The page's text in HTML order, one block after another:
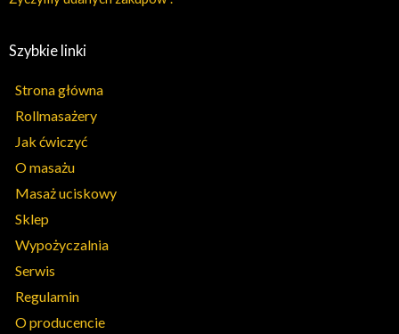
Szybkie linki
Strona główna
Rollmasażery
Jak ćwiczyć
O masażu
Masaż uciskowy
Sklep
Wypożyczalnia
Serwis
Regulamin
O producencie